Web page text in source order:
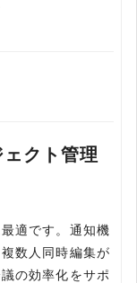
クト管理
適です。通知機
数人同時編集が
の効率化をサポ